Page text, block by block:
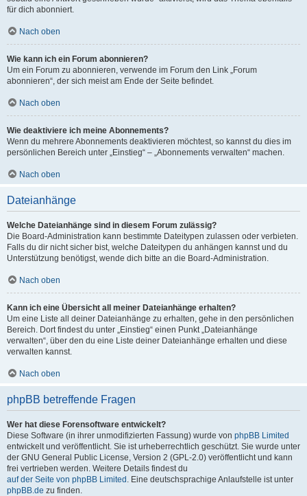
für dich abonniert.
Nach oben
Wie kann ich ein Forum abonnieren?
Um ein Forum zu abonnieren, verwende im Forum den Link „Forum
abonnieren“, der sich meist am Ende der Seite befindet.
Nach oben
Wie deaktiviere ich meine Abonnements?
Wenn du mehrere Abonnements deaktivieren möchtest, so kannst du dies im
persönlichen Bereich unter „Einstieg“ – „Abonnements verwalten“ machen.
Nach oben
Dateianhänge
Welche Dateianhänge sind in diesem Forum zulässig?
Die Board-Administration kann bestimmte Dateitypen zulassen oder verbieten.
Falls du dir nicht sicher bist, welche Dateitypen du anhängen kannst und du
Unterstützung benötigst, wende dich bitte an die Board-Administration.
Nach oben
Kann ich eine Übersicht all meiner Dateianhänge erhalten?
Um eine Liste all deiner Dateianhänge zu erhalten, gehe in den persönlichen
Bereich. Dort findest du unter „Einstieg“ einen Punkt „Dateianhänge
verwalten“, über den du eine Liste deiner Dateianhänge erhalten und diese
verwalten kannst.
Nach oben
phpBB betreffende Fragen
Wer hat diese Forensoftware entwickelt?
Diese Software (in ihrer unmodifizierten Fassung) wurde von phpBB Limited
entwickelt und veröffentlicht. Sie ist urheberrechtlich geschützt. Sie wurde unter
der GNU General Public License, Version 2 (GPL-2.0) veröffentlicht und kann
frei vertrieben werden. Weitere Details findest du
auf der Seite von phpBB Limited . Eine deutschsprachige Anlaufstelle ist unter
phpBB.de zu finden.